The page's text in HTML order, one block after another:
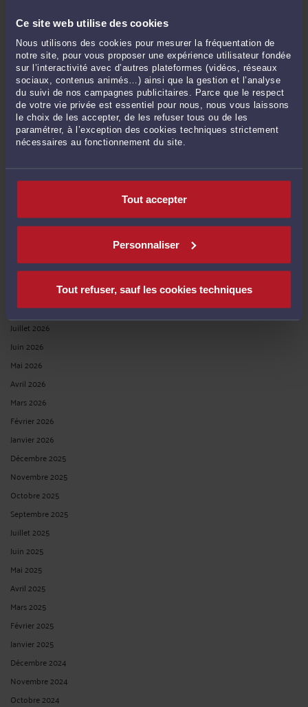
Ce site web utilise des cookies
Nous utilisons des cookies pour mesurer la fréquentation de
notre site, pour vous proposer une expérience utilisateur fondée
sur l’interactivité avec d’autres plateformes (vidéos, réseaux
sociaux, contenus animés…) ainsi que la gestion et l’analyse
du suivi de nos campagnes publicitaires. Parce que le respect
de votre vie privée est essentiel pour nous, nous vous laissons
le choix de les accepter, de les refuser tous ou de les
paramétrer, à l’exception des cookies techniques strictement
nécessaires au fonctionnement du site.
Tout accepter
Personnaliser
Tout refuser, sauf les cookies techniques
Le 30 juin 2026 à 09:44sur French labour law : Rupture ...
Mme Shalini SHALINIGUPTA :« We know how important it is to make a good
first impression, and we make ... »
Le 30 juin 2026 à 08:35 surFrench labour law Sexual Harassment ...
RECHERCHE
ARCHIVES
Août 2026
Juillet 2026
Juin 2026
Mai 2026
Avril 2026
Mars 2026
Février 2026
Janvier 2026
Décembre 2025
Novembre 2025
Octobre 2025
Septembre 2025
Juillet 2025
Juin 2025
Mai 2025
Avril 2025
Mars 2025
Février 2025
Janvier 2025
Décembre 2024
Novembre 2024
Octobre 2024